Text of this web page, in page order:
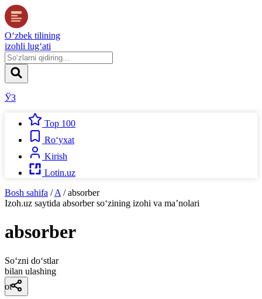
O‘zbek tilining
izohli lug‘ati
ЎЗ
Top 100
Ro‘yxat
Kirish
Lotin.uz
Bosh sahifa / A / absorber
Izoh.uz saytida absorberso‘zining izohi va ma’nolari
absorber
So‘zni do‘stlar
bilan ulashing
ot